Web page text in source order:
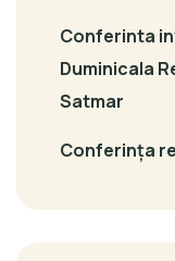
Conferinta
Duminicala
Satmar
Conferința